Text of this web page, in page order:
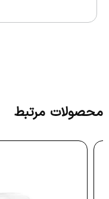
محصولات مرتبط